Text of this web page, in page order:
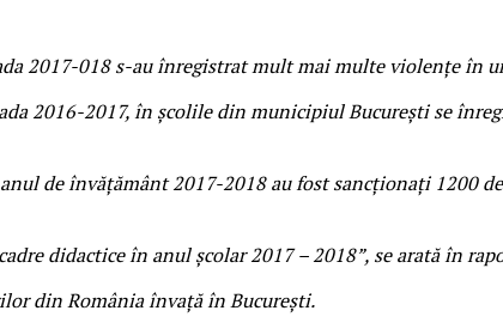
2017-018 s-au înregistrat mult mai multe violenţe în
2016-2017, în şcolile din municipiul Bucureşti se
de învăţământ 2017-2018 au fost sancţionaţi 1200
didactice în anul şcolar 2017 – 2018”, se arată în
din România învaţă în Bucureşti.